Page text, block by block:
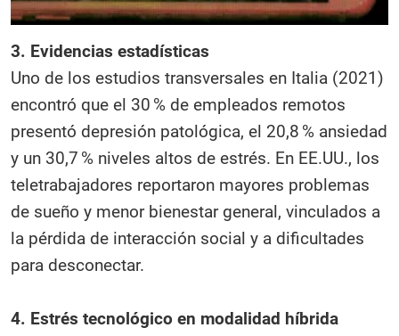
3. Evidencias estadísticas
Uno de los estudios transversales en Italia (2021)
encontró que el 30 % de empleados remotos
presentó depresión patológica, el 20,8 % ansiedad
y un 30,7 % niveles altos de estrés. En EE.UU., los
teletrabajadores reportaron mayores problemas
de sueño y menor bienestar general, vinculados a
la pérdida de interacción social y a dificultades
para desconectar.
4. Estrés tecnológico en modalidad híbrida